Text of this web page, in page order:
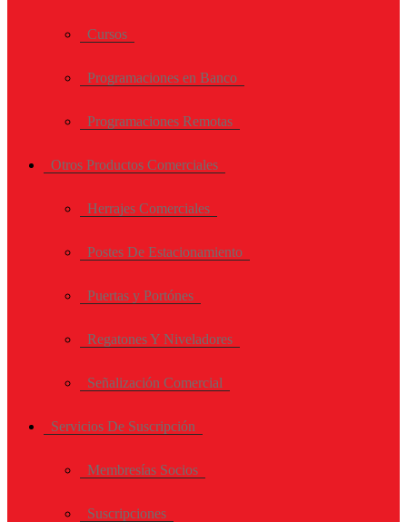
Cursos
Programaciones en Banco
Programaciones Remotas
Otros Productos Comerciales
Herrajes Comerciales
Postes De Estacionamiento
Puertas y Portónes
Regatones Y Niveladores
Señalización Comercial
Servicios De Suscripción
Membresías Socios
Suscripciones